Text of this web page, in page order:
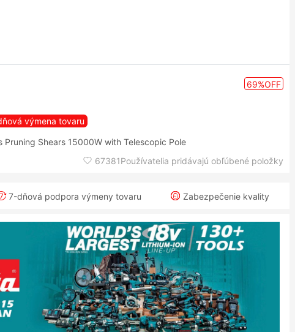
69%OFF
výmena tovaru
Pruning Shears 15000W with Telescopic Pole
67381Používatelia pridávajú obľúbené položky
7-dňová podpora výmeny tovaru Zabezpečenie kvality